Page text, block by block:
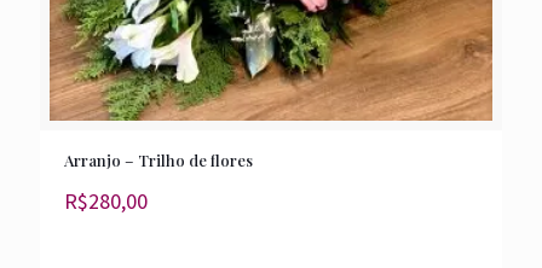
Arranjo – Trilho de flores
R$280,00